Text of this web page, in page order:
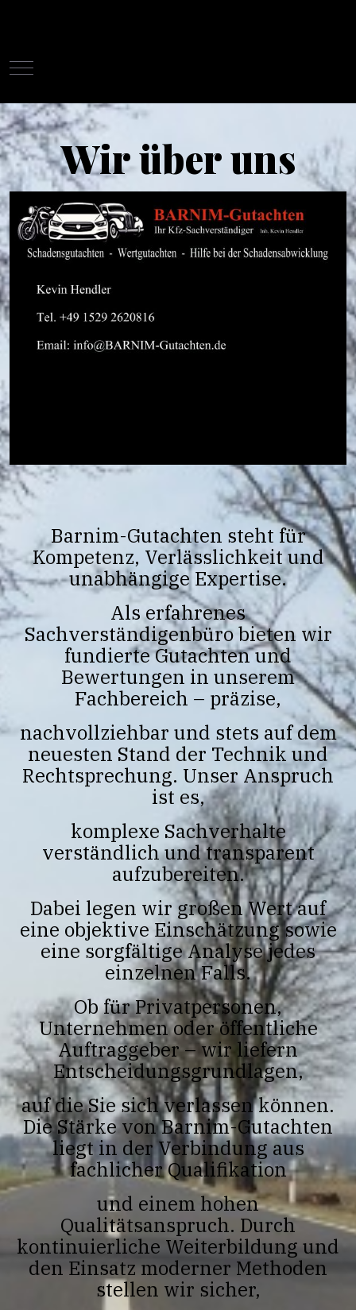
Mobile Menu Toggle
Wir über uns
Barnim-Gutachten steht für
Kompetenz, Verlässlichkeit und
unabhängige Expertise.
Als erfahrenes
Sachverständigenbüro bieten wir
fundierte Gutachten und
Bewertungen in unserem
Fachbereich – präzise,
nachvollziehbar und stets auf dem
neuesten Stand der Technik und
Rechtsprechung. Unser Anspruch
ist es,
komplexe Sachverhalte
verständlich und transparent
aufzubereiten.
Dabei legen wir großen Wert auf
eine objektive Einschätzung sowie
eine sorgfältige Analyse jedes
einzelnen Falls.
Ob für Privatpersonen,
Unternehmen oder öffentliche
Auftraggeber – wir liefern
Entscheidungsgrundlagen,
auf die Sie sich verlassen können.
Die Stärke von Barnim-Gutachten
liegt in der Verbindung aus
fachlicher Qualifikation
und einem hohen
Qualitätsanspruch. Durch
kontinuierliche Weiterbildung und
den Einsatz moderner Methoden
stellen wir sicher,